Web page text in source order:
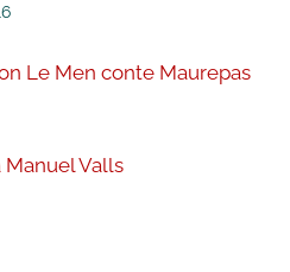
Le Men conte Maurepas
Valls